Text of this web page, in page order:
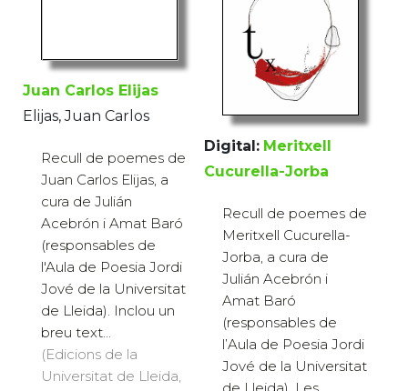
Juan Carlos Elijas
Elijas, Juan Carlos
Recull de poemes de
Juan Carlos Elijas, a
cura de Julián
Acebrón i Amat Baró
(responsables de
l'Aula de Poesia Jordi
Jové de la Universitat
de Lleida). Inclou un
breu text...
(Edicions de la
Universitat de Lleida,
Digital: Meritxell
Cucurella-Jorba
Recull de poemes de
Meritxell Cucurella-
Jorba, a cura de
Julián Acebrón i
Amat Baró
(responsables de
l’Aula de Poesia Jordi
Jové de la Universitat